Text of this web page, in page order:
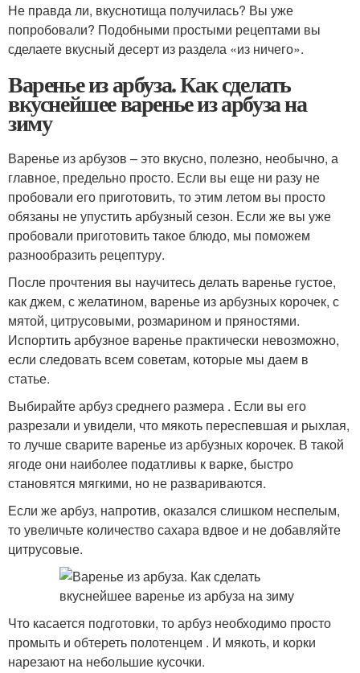
Не правда ли, вкуснотища получилась? Вы уже
попробовали? Подобными простыми рецептами вы
сделаете вкусный десерт из раздела «из ничего».
Варенье из арбуза. Как сделать
вкуснейшее варенье из арбуза на
зиму
Варенье из арбузов – это вкусно, полезно, необычно, а
главное, предельно просто. Если вы еще ни разу не
пробовали его приготовить, то этим летом вы просто
обязаны не упустить арбузный сезон. Если же вы уже
пробовали приготовить такое блюдо, мы поможем
разнообразить рецептуру.
После прочтения вы научитесь делать варенье густое,
как джем, с желатином, варенье из арбузных корочек, с
мятой, цитрусовыми, розмарином и пряностями.
Испортить арбузное варенье практически невозможно,
если следовать всем советам, которые мы даем в
статье.
Выбирайте арбуз среднего размера . Если вы его
разрезали и увидели, что мякоть переспевшая и рыхлая,
то лучше сварите варенье из арбузных корочек. В такой
ягоде они наиболее податливы к варке, быстро
становятся мягкими, но не развариваются.
Если же арбуз, напротив, оказался слишком неспелым,
то увеличьте количество сахара вдвое и не добавляйте
цитрусовые.
Что касается подготовки, то арбуз необходимо просто
промыть и обтереть полотенцем . И мякоть, и корки
нарезают на небольшие кусочки.